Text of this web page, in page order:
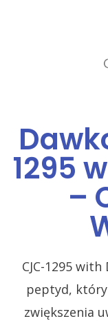
1295
–
CJC-1295
peptyd,
zwiększenia